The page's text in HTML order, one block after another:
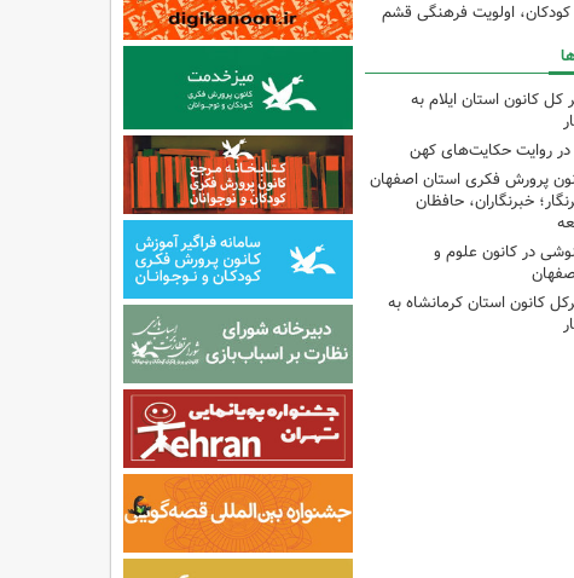
کودکان، اولویت فرهنگی قشم
کل کانون استان ایلام به
روایت حکایت‌های کهن
پرورش فکری استان اصفهان
خبرنگاران، حافظان
در کانون علوم و
کانون استان کرمانشاه به